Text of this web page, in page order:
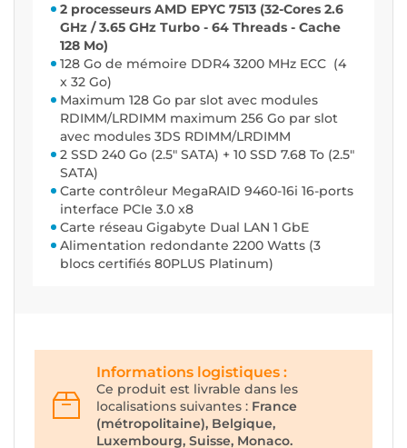
2 processeurs AMD EPYC 7513 (32-Cores 2.6
GHz / 3.65 GHz Turbo - 64 Threads - Cache
128 Mo)
128 Go de mémoire DDR4 3200 MHz ECC (4
x 32 Go)
Maximum 128 Go par slot avec modules
RDIMM/LRDIMM maximum 256 Go par slot
avec modules 3DS RDIMM/LRDIMM
2 SSD 240 Go (2.5" SATA) + 10 SSD 7.68 To (2.5"
SATA)
Carte contrôleur MegaRAID 9460-16i 16-ports
interface PCIe 3.0 x8
Carte réseau Gigabyte Dual LAN 1 GbE
Alimentation redondante 2200 Watts (3
blocs certifiés 80PLUS Platinum)
Informations logistiques :
Ce produit est livrable dans les
localisations suivantes : France
(métropolitaine), Belgique,
Luxembourg, Suisse, Monaco.